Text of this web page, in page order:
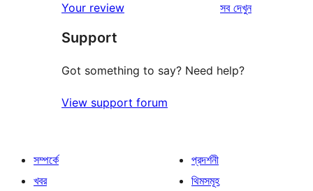
Your review সবরিভিউ
দেখুন
Support
Got something to say? Need help?
View support forum
সম্পর্কে
খবর
প্রদর্শনী
থিমসমূহ